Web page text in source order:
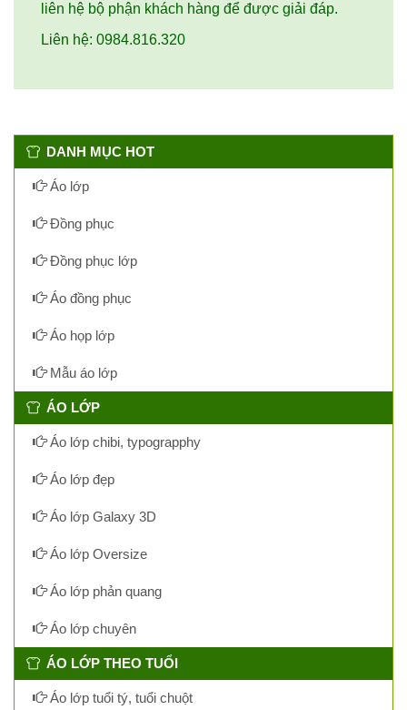
liên hệ bộ phận khách hàng để được giải đáp.
Liên hệ: 0984.816.320
DANH MỤC HOT
Áo lớp
Đồng phục
Đồng phục lớp
Áo đồng phục
Áo họp lớp
Mẫu áo lớp
ÁO LỚP
Áo lớp chibi, typograpphy
Áo lớp đẹp
Áo lớp Galaxy 3D
Áo lớp Oversize
Áo lớp phản quang
Áo lớp chuyên
ÁO LỚP THEO TUỔI
Áo lớp tuổi tý, tuổi chuột